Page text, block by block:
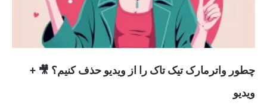
چطور واترمارک تیک تاک را از ویدیو حذف کنیم؟ 🎥 +
ویدیو